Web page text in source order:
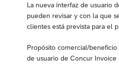
La nueva interfaz de usuario
pueden revisar y con la que
clientes está prevista para el
Propósito comercial/
de usuario de Concur